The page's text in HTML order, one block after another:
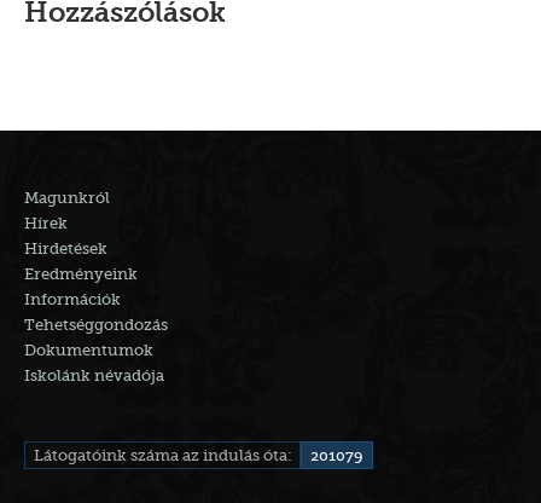
Hozzászólások
Magunkról
Hírek
Hirdetések
Eredményeink
Információk
Tehetséggondozás
Dokumentumok
Iskolánk névadója
Látogatóink száma az indulás óta: 201079